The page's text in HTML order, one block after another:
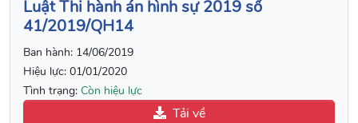
Luật Thi hành án hình sự 2019 số
41/2019/QH14
Ban hành: 14/06/2019
Hiệu lực: 01/01/2020
Tình trạng: Còn hiệu lực
Tải về